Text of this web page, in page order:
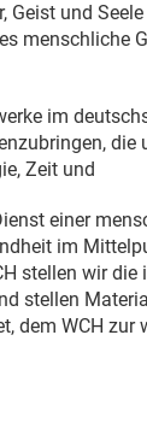
Geist und
menschliche
im
die
Zeit und
einer
im
stellen wir die
stellen
dem WCH zur